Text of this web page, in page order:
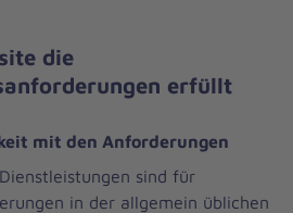
die
erfüllt
mit den Anforderungen
sind für
in der allgemein üblichen